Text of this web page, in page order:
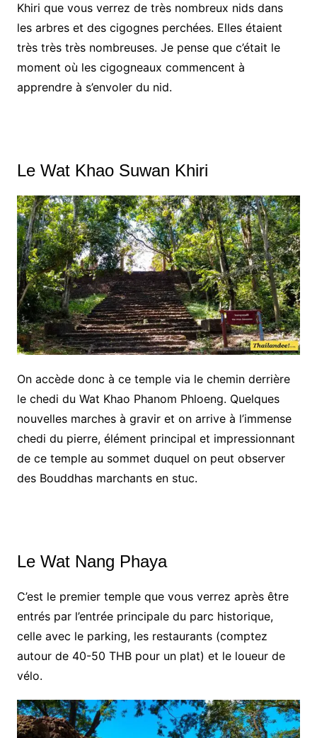
Khiri que vous verrez de très nombreux nids dans
les arbres et des cigognes perchées. Elles étaient
très très très nombreuses. Je pense que c’était le
moment où les cigogneaux commencent à
apprendre à s’envoler du nid.
Le Wat Khao Suwan Khiri
On accède donc à ce temple via le chemin derrière
le chedi du Wat Khao Phanom Phloeng. Quelques
nouvelles marches à gravir et on arrive à l’immense
chedi du pierre, élément principal et impressionnant
de ce temple au sommet duquel on peut observer
des Bouddhas marchants en stuc.
Le Wat Nang Phaya
C’est le premier temple que vous verrez après être
entrés par l’entrée principale du parc historique,
celle avec le parking, les restaurants (comptez
autour de 40-50 THB pour un plat) et le loueur de
vélo.